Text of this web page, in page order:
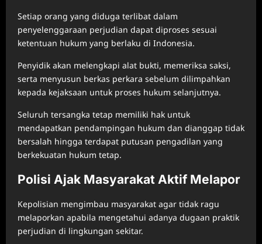
Setiap orang yang diduga terlibat dalam
penyelenggaraan perjudian dapat diproses sesuai
ketentuan hukum yang berlaku di Indonesia.
Penyidik akan melengkapi alat bukti, memeriksa saksi,
serta menyusun berkas perkara sebelum dilimpahkan
kepada kejaksaan untuk proses hukum selanjutnya.
Seluruh tersangka tetap memiliki hak untuk
mendapatkan pendampingan hukum dan dianggap tidak
bersalah hingga terdapat putusan pengadilan yang
berkekuatan hukum tetap.
Polisi Ajak Masyarakat Aktif Melapor
Kepolisian mengimbau masyarakat agar tidak ragu
melaporkan apabila mengetahui adanya dugaan praktik
perjudian di lingkungan sekitar.